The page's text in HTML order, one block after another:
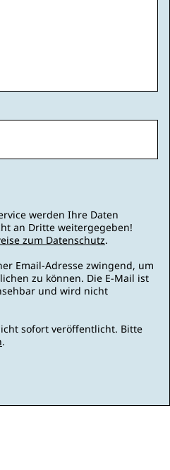
werden Ihre Daten
an Dritte weitergegeben!
zum Datenschutz.
Email-Adresse zwingend, um
zu können. Die E-Mail ist
und wird nicht
sofort veröffentlicht. Bitte
.